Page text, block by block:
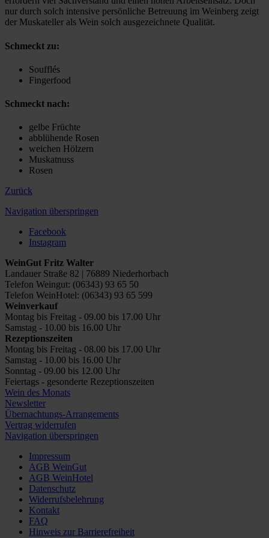
nur durch solch intensive persönliche Betreuung im Weinberg zeigt
der Muskateller als Wein solch ausgezeichnete Qualität.
Schmeckt zu:
Soufflés
Fingerfood
Schmeckt nach:
gelbe Früchte
abblühende Rosen
weichen Hölzern
Muskatnuss
Rosen
Zurück
Navigation überspringen
Facebook
Instagram
WeinGut Fritz Walter
Landauer Straße 82 | 76889 Niederhorbach
Telefon Weingut: (06343) 93 65 50
Telefon WeinHotel: (06343) 93 65 599
Weinverkauf
Montag bis Freitag - 09.00 bis 17.00 Uhr
Samstag - 10.00 bis 16.00 Uhr
Rezeptionszeiten
Montag bis Freitag - 08.00 bis 17.00 Uhr
Samstag - 10.00 bis 16.00 Uhr
Sonntag - 09.00 bis 12.00 Uhr
Feiertags - gesonderte Rezeptionszeiten
Wein des Monats
Newsletter
Übernachtungs-Arrangements
Vertrag widerrufen
Navigation überspringen
Impressum
AGB WeinGut
AGB WeinHotel
Datenschutz
Widerrufsbelehrung
Kontakt
FAQ
Hinweis zur Barrierefreiheit